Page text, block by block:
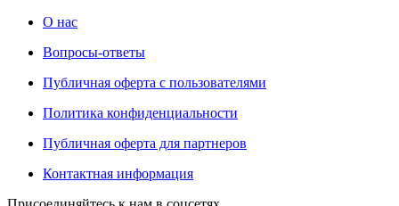
О нас
Вопросы-ответы
Публичная оферта с пользователями
Политика конфиденциальности
Публичная оферта для партнеров
Контактная информация